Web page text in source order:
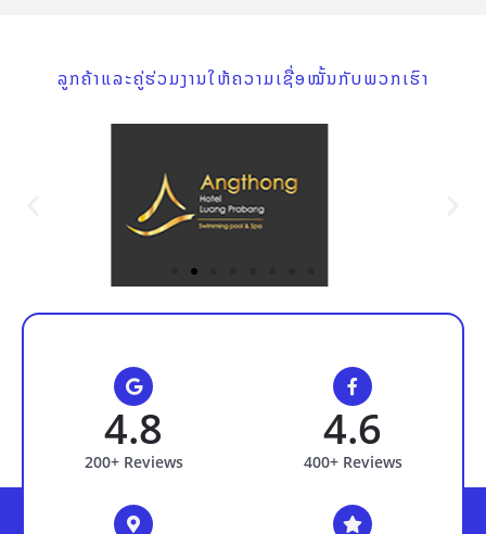
ລູກຄ້າແລະຄູ່ຮ່ວມງານໃຫ້ຄວາມເຊື່ອໝັ້ນກັບພວກເຮົາ
4.8
200+ Reviews
4.6
400+ Reviews